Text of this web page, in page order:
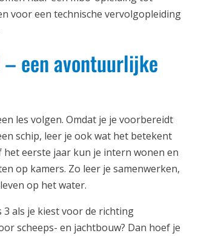
voor een technische vervolgopleiding
– een avontuurlijke
les volgen. Omdat je je voorbereidt
schip, leer je ook wat het betekent
het eerste jaar kun je intern wonen en
op kamers. Zo leer je samenwerken,
op het water.
als je kiest voor de richting
scheeps- en jachtbouw? Dan hoef je